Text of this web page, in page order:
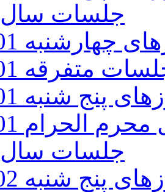
جلسات سال 1401
چهارشنبه 1401
متفرقه 1401
پنج شنبه 1401
الحرام 1401
جلسات سال 1402
پنج شنبه 1402